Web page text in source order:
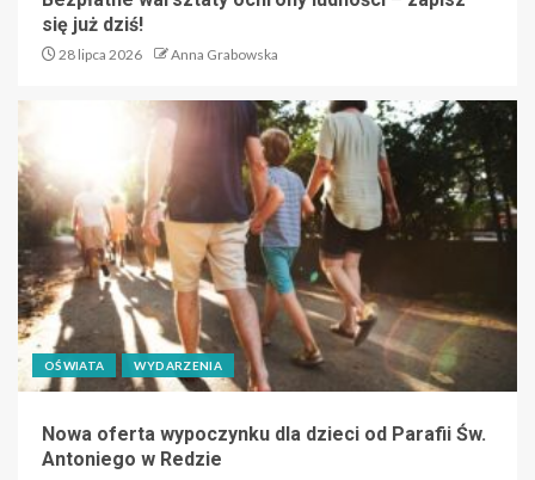
się już dziś!
28 lipca 2026 Anna Grabowska
OŚWIATA WYDARZENIA
Nowa oferta wypoczynku dla dzieci od Parafii Św.
Antoniego w Redzie